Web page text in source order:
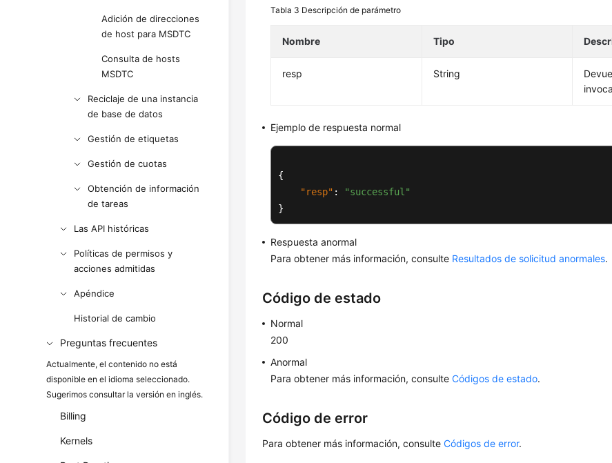
Adición de direcciones
de host para MSDTC
Consulta de hosts
MSDTC
Reciclaje de una instancia
de base de datos
Gestión de etiquetas
Gestión de cuotas
Obtención de información
de tareas
Las API históricas
Políticas de permisos y
acciones admitidas
Apéndice
Historial de cambio
Preguntas frecuentes
Actualmente, el contenido no está
disponible en el idioma seleccionado.
Sugerimos consultar la versión en inglés.
Billing
Kernels
Tabla 3 Descripción de parámetro
Nombre Tipo
resp String
Ejemplo de respuesta normal
{
"resp" :
"successful"
}
Respuesta anormal
Para obtener más información, consulte Resultados de solicitud anormales.
Código de estado
Normal
200
Anormal
Para obtener más información, consulteCódigos de estado.
Código de error
Para obtener más información, consulteCódigos de error.